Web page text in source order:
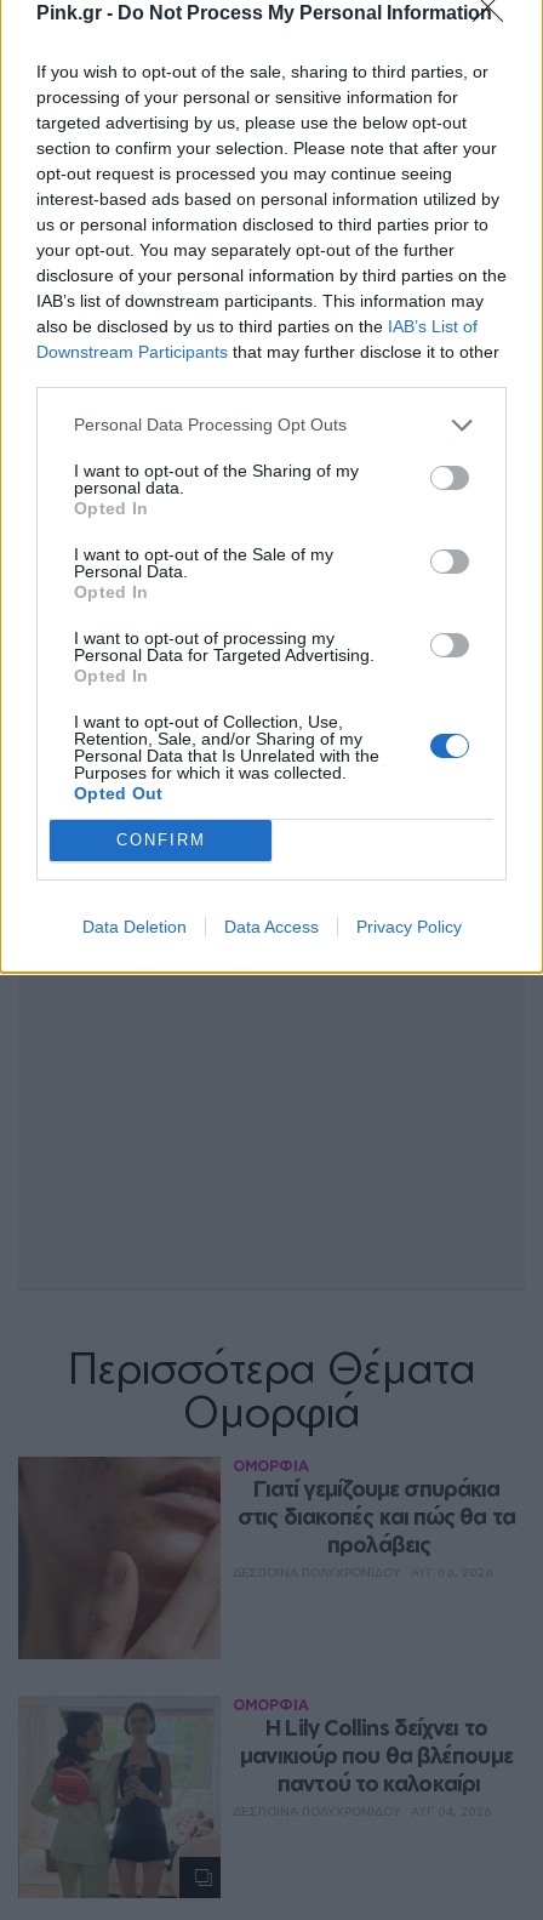
Pink.gr - Do Not Process My Personal Information
If you wish to opt-out of the sale, sharing to third parties, or
processing of your personal or sensitive information for
targeted advertising by us, please use the below opt-out
section to confirm your selection. Please note that after your
opt-out request is processed you may continue seeing
interest-based ads based on personal information utilized by
us or personal information disclosed to third parties prior to
your opt-out. You may separately opt-out of the further
disclosure of your personal information by third parties on the
IAB’s list of downstream participants. This information may
also be disclosed by us to third parties on the IAB’s List of
Downstream Participants that may further disclose it to other
Personal Data Processing Opt Outs
I want to opt-out of the Sharing of my
personal data.
Opted In
I want to opt-out of the Sale of my
Personal Data.
Opted In
I want to opt-out of processing my
Personal Data for Targeted Advertising.
Opted In
I want to opt-out of Collection, Use,
Retention, Sale, and/or Sharing of my
Personal Data that Is Unrelated with the
Purposes for which it was collected.
Opted Out
CONFIRM
Data Deletion Data Access Privacy Policy
Ακολουθήστε το Pink.gr στο
μάθετε πρώτοιτα πιο hot νέα .
Ακολουθήστε το Pink.gr και στο
ΔΙΑΦΗΜΙΣΗ
Περισσότερα Θέματα
Ομορφιά
ΟΜΟΡΦΙΑ
Γιατί γεμίζουμε σπυράκια
στις διακοπές και πώς θα τα
προλάβεις
ΟΜΟΡΦΙΑ
Η Lily Collins δείχνει το
μανικιούρ που θα βλέπουμε
παντού το καλοκαίρι